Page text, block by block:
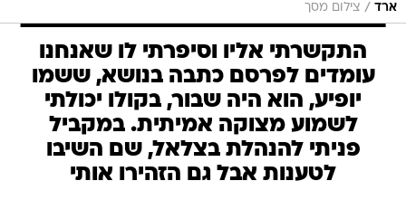
ארד / צילום מסך
התקשרתי אליו וסיפרתי לו שאנחנו
עומדים לפרסם כתבה בנושא, ששמו
יופיע, הוא היה שבור, בקולו יכולתי
לשמוע מצוקה אמיתית. במקביל
פניתי להנהלת בצלאל, שם השיבו
לטענות אבל גם הזהירו אותי